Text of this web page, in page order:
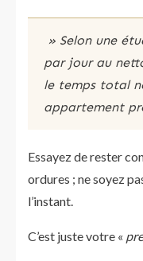
» Selon une
par jour au
le temps total
appartement
Essayez de rester
ordures ; ne soyez
l’instant.
C’est juste votre «